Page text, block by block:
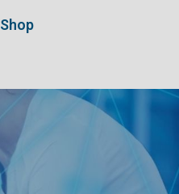
Shop